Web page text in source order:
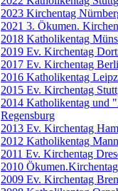
2023 Kirchentag
2021 3. Ökumen.
2018 Katholikentag
2019 Ev. Kirchentag
2017 Ev. Kirchentag
2016 Katholikentag
2015 Ev. Kirchentag
2014 Katholikentag und
Regensburg
2013 Ev. Kirchentag
2012 Katholikentag
2011 Ev. Kirchentag
2010
2009 Ev. Kirchentag